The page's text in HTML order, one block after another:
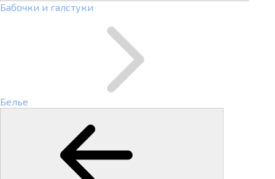
Бабочки и галстуки
Белье